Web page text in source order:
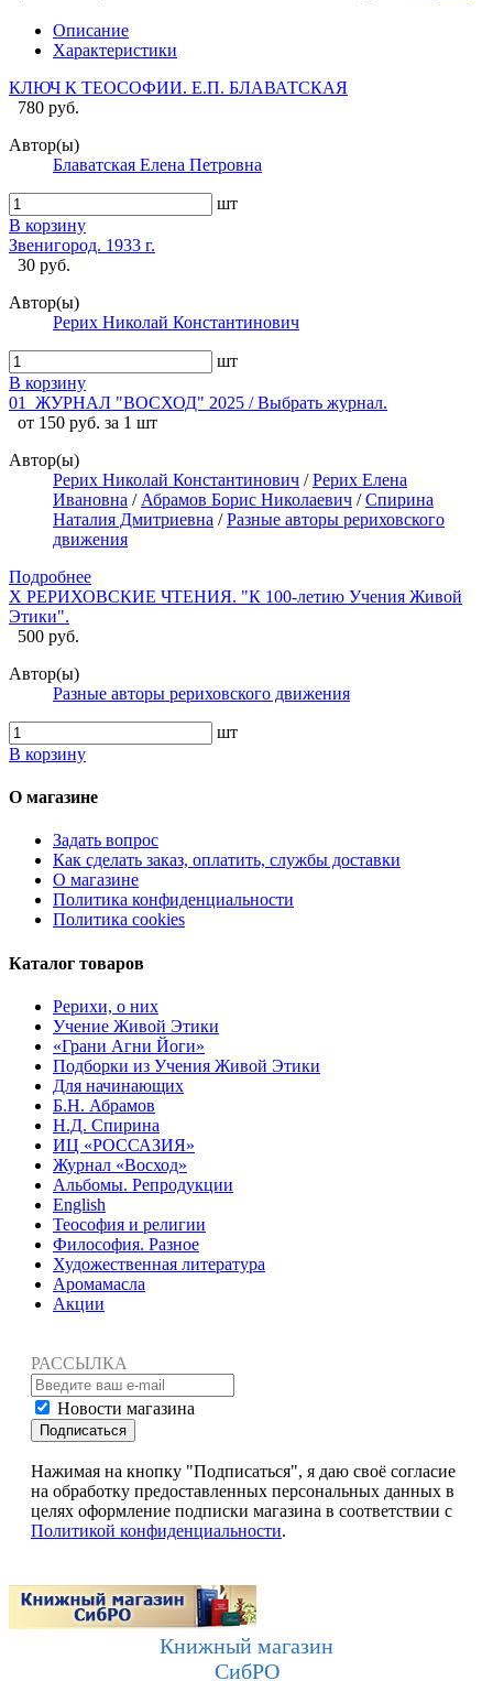
Описание
Характеристики
КЛЮЧ К ТЕОСОФИИ. Е.П. БЛАВАТСКАЯ
780 руб.
Автор(ы)
Блаватская Елена Петровна
шт
В корзину
Звенигород. 1933 г.
30 руб.
Автор(ы)
Рерих Николай Константинович
шт
В корзину
01_ЖУРНАЛ "ВОСХОД" 2025 / Выбрать журнал.
от 150 руб. за 1 шт
Автор(ы)
Рерих Николай Константинович /Рерих Елена
Ивановна / Абрамов Борис Николаевич /Спирина
Наталия Дмитриевна /Разные авторы рериховского
движения
Подробнее
X РЕРИХОВСКИЕ ЧТЕНИЯ. "К 100-летию Учения Живой
Этики".
500 руб.
Автор(ы)
Разные авторы рериховского движения
шт
В корзину
О магазине
Задать вопрос
Как сделать заказ, оплатить, службы доставки
О магазине
Политика конфиденциальности
Политика cookies
Каталог товаров
Рерихи, о них
Учение Живой Этики
«Грани Агни Йоги»
Подборки из Учения Живой Этики
Для начинающих
Б.Н. Абрамов
Н.Д. Спирина
ИЦ «РОССАЗИЯ»
Журнал «Восход»
Альбомы. Репродукции
English
Теософия и религии
Философия. Разное
Художественная литература
Аромамасла
Акции
РАССЫЛКА
Новости магазина
Подписаться
Нажимая на кнопку "Подписаться", я даю своё согласие
на обработку предоставленных персональных данных в
целях оформление подписки магазина в соответствии с
Политикой конфиденциальности.
Книжный магазин
СибРО